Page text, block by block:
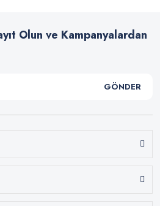
Olun ve Kampanyalardan
GÖNDER